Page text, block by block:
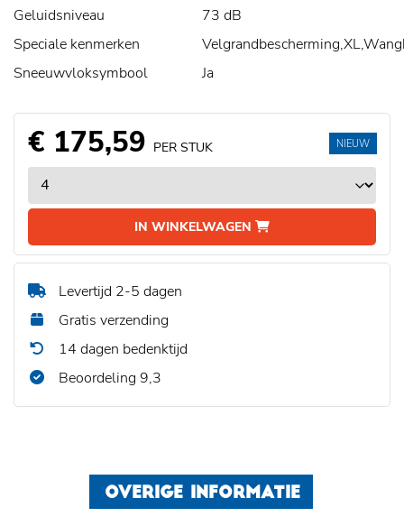
Geluidsniveau
73 dB
Speciale kenmerken
Sneeuwvloksymbool
Ja
€ 175,59 PER STUK
IN WINKELWAGEN
NIEUW
Levertijd 2-5 dagen
Gratis verzending
14 dagen bedenktijd
Beoordeling 9,3
OVERIGE INFORMATIE